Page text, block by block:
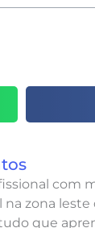
com
na zona
que